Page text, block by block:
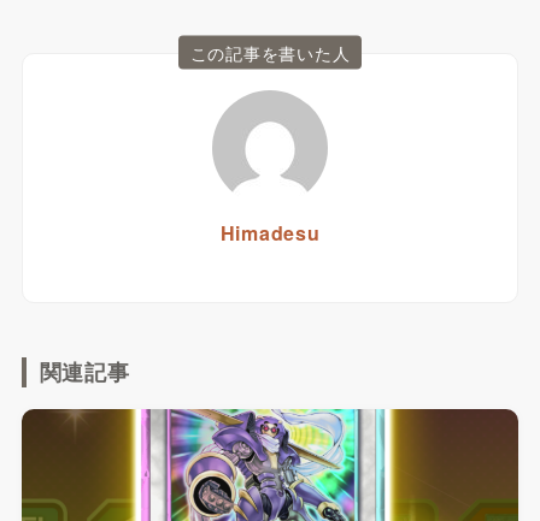
この記事を書いた人
Himadesu
関連記事